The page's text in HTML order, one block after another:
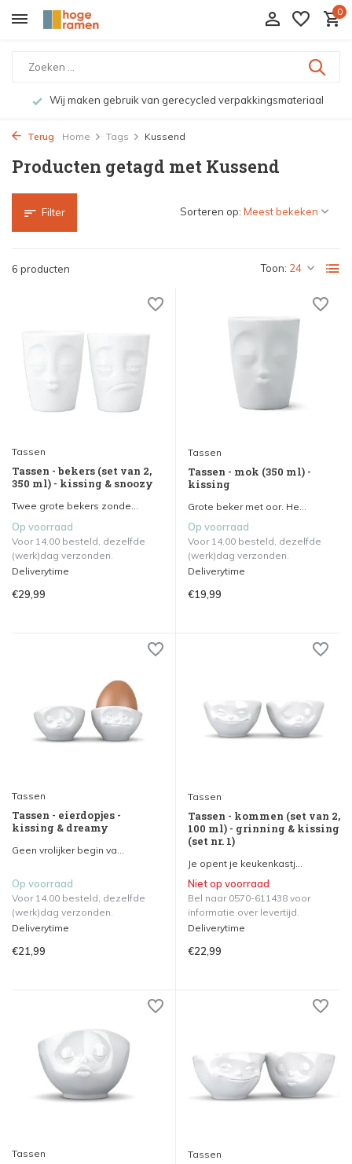
0
Wij maken gebruik van gerecycled verpakkingsmateriaal
Terug Home Tags Kussend
Producten getagd met Kussend
Filter
6 producten Toon:
Sorteren op:
Tassen
Tassen - bekers (set van 2,
350 ml) - kissing & snoozy
Twee grote bekers zonde...
Op voorraad
Voor 14.00 besteld, dezelfde
(werk)dag verzonden.
Deliverytime
€29,99
Tassen
Tassen - mok (350 ml) -
kissing
Grote beker met oor. He...
Op voorraad
Voor 14.00 besteld, dezelfde
(werk)dag verzonden.
Deliverytime
€19,99
Tassen
Tassen - eierdopjes -
kissing & dreamy
Geen vrolijker begin va...
Op voorraad
Voor 14.00 besteld, dezelfde
(werk)dag verzonden.
Deliverytime
€21,99
Tassen
Tassen - kommen (set van 2,
100 ml) - grinning & kissing
(set nr. 1)
Je opent je keukenkastj...
Niet op voorraad
Bel naar 0570-611438 voor
informatie over levertijd.
Deliverytime
€22,99
Tassen Tassen